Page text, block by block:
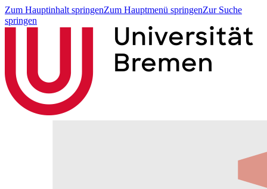
Zum Hauptinhalt springenZum Hauptmenü springenZur Suche
springen